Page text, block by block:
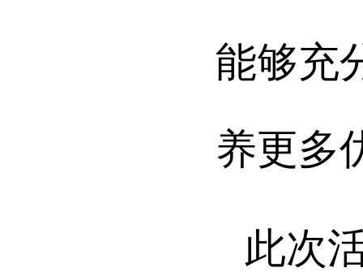
能够充
养更多
此次